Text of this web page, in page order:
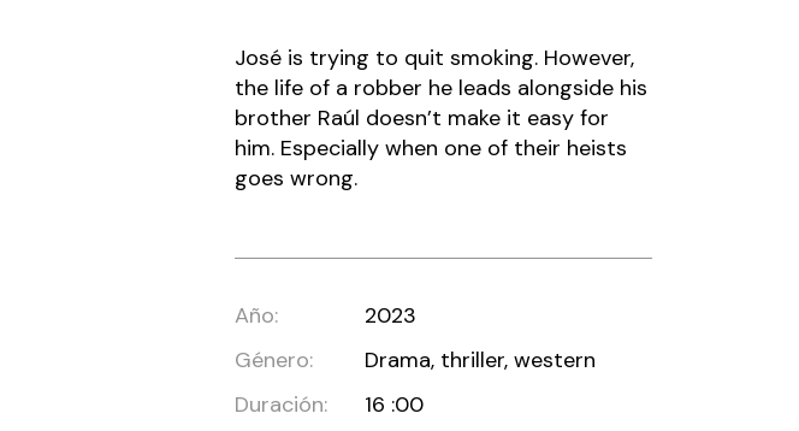
José is trying to quit smoking. However,
the life of a robber he leads alongside his
brother Raúl doesn’t make it easy for
him. Especially when one of their heists
goes wrong.
Año:
2023
Género:
Drama, thriller, western
Duración:
16 :00